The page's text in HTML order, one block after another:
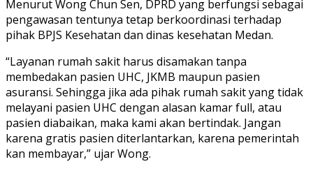
Menurut Wong Chun Sen, DPRD yang berfungsi sebagai
pengawasan tentunya tetap berkoordinasi terhadap
pihak BPJS Kesehatan dan dinas kesehatan Medan.
“Layanan rumah sakit harus disamakan tanpa
membedakan pasien UHC, JKMB maupun pasien
asuransi. Sehingga jika ada pihak rumah sakit yang tidak
melayani pasien UHC dengan alasan kamar full, atau
pasien diabaikan, maka kami akan bertindak. Jangan
karena gratis pasien diterlantarkan, karena pemerintah
kan membayar,” ujar Wong.